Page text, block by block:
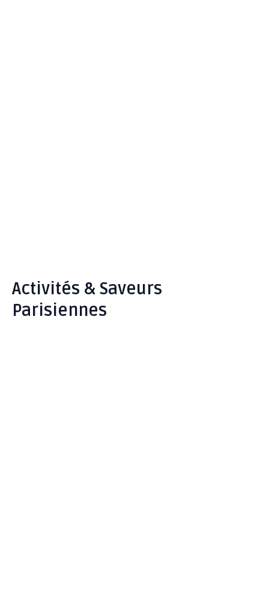
Activités & Saveurs
Parisiennes